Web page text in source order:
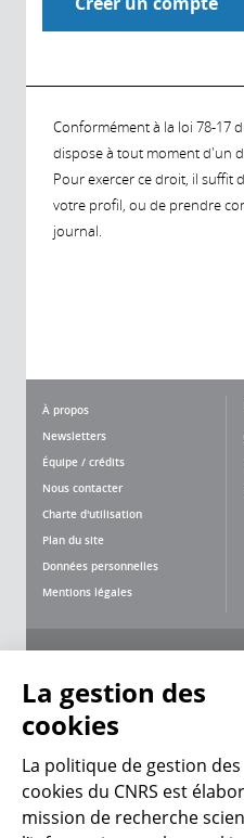
Conformément à la loi 78-17
dispose à tout moment d'un
Pour exercer ce droit, il suffit
votre profil, ou de prendre
journal.
À propos
Newsletters
Équipe / crédits
Nous contacter
Charte d'utilisation
Plan du site
Données personnelles
Mentions légales
CNRS
La gestion des
cookies
La politique de gestion des
cookies du CNRS est
mission de recherche